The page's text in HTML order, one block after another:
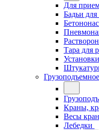
Для
Бадьи для
Тара для
Краны,
Весы
Лебедки